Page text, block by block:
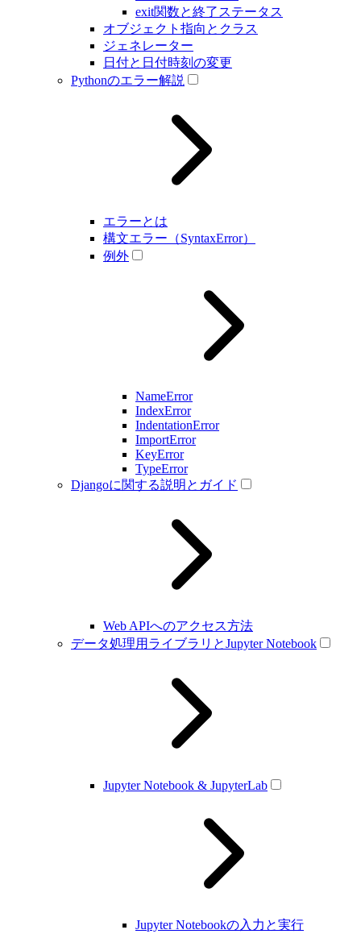
exit関数と終了ステータス
オブジェクト指向とクラス
ジェネレーター
日付と日付時刻の変更
Pythonのエラー解説
エラーとは
構文エラー（SyntaxError）
例外
NameError
IndexError
IndentationError
ImportError
KeyError
TypeError
Djangoに関する説明とガイド
Web APIへのアクセス方法
データ処理用ライブラリとJupyter Notebook
Jupyter Notebook & JupyterLab
Jupyter Notebookの入力と実行